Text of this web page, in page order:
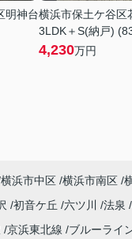
明神台横浜市保土ケ谷区
3LDK＋S(納戸)
4,230万円
横浜市中区 横浜市南区
初音ケ丘 六ツ川 法泉
京浜東北線 ブルーライ